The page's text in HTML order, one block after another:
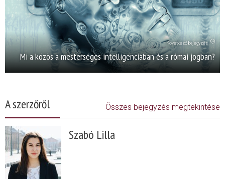
Következő bejegyzés
Mi a közös a mesterséges intelligenciában és a római jogban?
A szerzőről Összes bejegyzés megtekintése
Szabó Lilla